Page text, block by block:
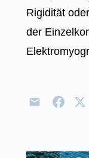
Rigidität
der